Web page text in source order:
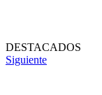
DESTACADOS
Siguiente